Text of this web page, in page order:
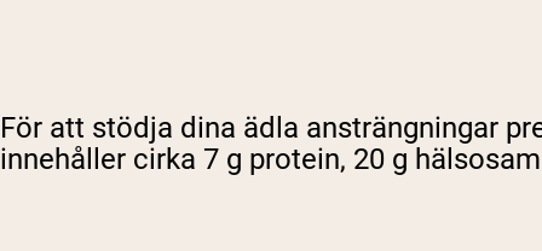
För att stödja dina ädla ansträngningar
innehåller cirka 7 g protein, 20 g